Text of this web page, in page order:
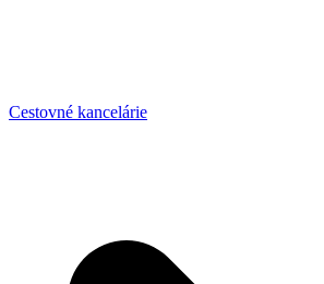
Cestovné kancelárie